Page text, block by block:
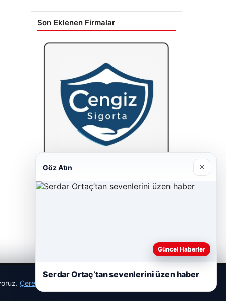
Son Eklenen Firmalar
Cengiz Sigorta
Çerez Politikamız
Göz Atın ×
Güncel Haberler
Serdar Ortaç’tan sevenlerini üzen haber